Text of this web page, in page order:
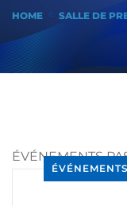
HOME SALLE DE
ÉVÉNEMENTS
ÉVÉNEMENTS